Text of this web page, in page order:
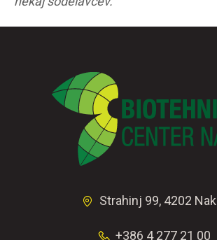
Strahinj 99, 4202
+386 4 277 21 00